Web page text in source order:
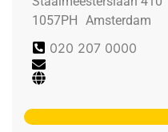
1057PH Amsterdam
020 207 0000